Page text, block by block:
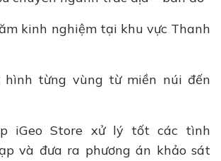
kinh nghiệm tại khu vực Thanh
hình từng vùng từ miền núi đến
iGeo Store xử lý tốt các tình
và đưa ra phương án khảo sát